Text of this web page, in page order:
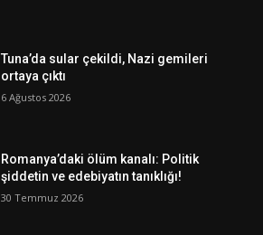
Tuna’da sular çekildi, Nazi gemileri
ortaya çıktı
6 Ağustos 2026
Romanya’daki ölüm kanalı: Politik
şiddetin ve edebiyatın tanıklığı!
30 Temmuz 2026